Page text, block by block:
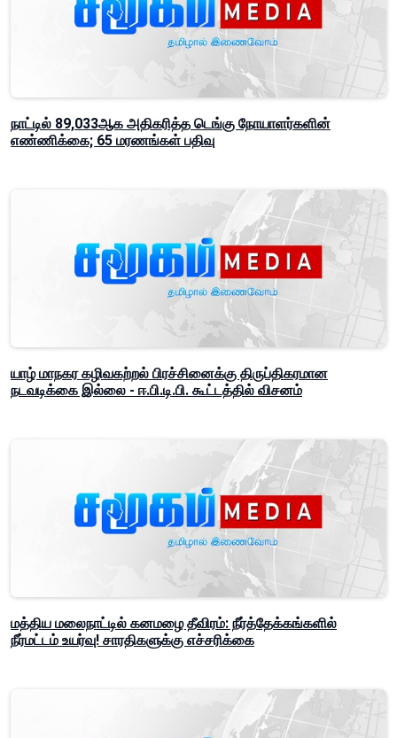
நாட்டில் 89,033ஆக அதிகரித்த டெங்கு நோயாளர்களின்
எண்ணிக்கை; 65 மரணங்கள் பதிவு
யாழ் மாநகர கழிவகற்றல் பிரச்சினைக்கு திருப்திகரமான
நடவடிக்கை இல்லை - ஈ.பி.டி.பி. கூட்டத்தில் விசனம்
மத்திய மலைநாட்டில் கனமழை தீவிரம்: நீர்த்தேக்கங்களில்
நீர்மட்டம் உயர்வு! சாரதிகளுக்கு எச்சரிக்கை